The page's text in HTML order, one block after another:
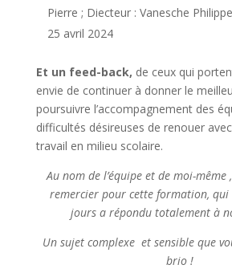
Pierre ; Diecteur : Vanesche
25 avril 2024
Et un feed-back, de ceux qui
envie de continuer à donner le
poursuivre l’accompagnement des
difficultés désireuses de renouer
travail en milieu scolaire.
Au nom de l’équipe et de moi-même
remercier pour cette formation,
jours a répondu totalement à
Un sujet complexe et sensible que
brio !